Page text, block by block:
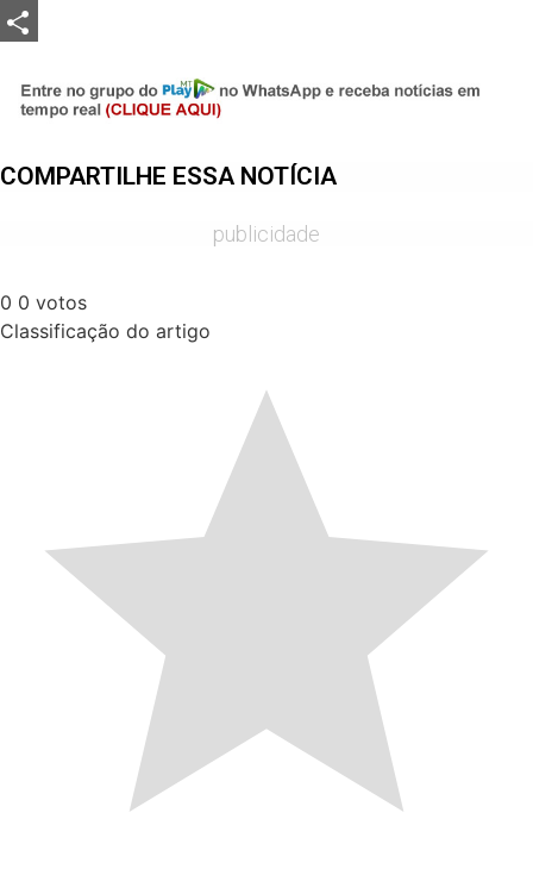
LinkedIn
COMPARTILHE ESSA NOTÍCIA
publicidade
0 0 votos
Classificação do artigo